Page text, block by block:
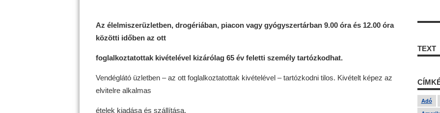
Az élelmiszerüzletben, drogériában, piacon vagy gyógyszertárban 9.00 óra és 12.00 óra
közötti időben az ott
foglalkoztatottak kivételével kizárólag 65 év feletti személy tartózkodhat.
Vendéglátó üzletben – az ott foglalkoztatottak kivételével – tartózkodni tilos. Kivételt képez az
elvitelre alkalmas
ételek kiadása és szállítása.
TEXT
Adó